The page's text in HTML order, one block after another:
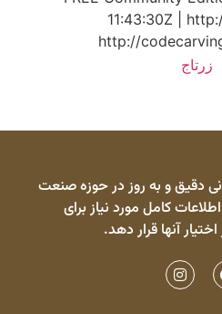
دقیق و به روز در حوزه صنعت
کامل مورد نیاز برای
آنها قرار دهد.